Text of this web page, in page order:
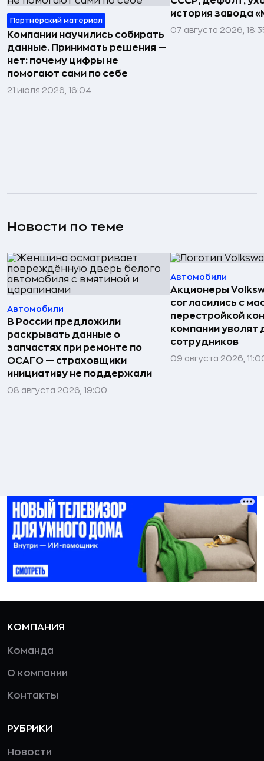
Партнёрский материал
Компании научились собирать
данные. Принимать решения —
нет: почему цифры не
помогают сами по себе
21 июля 2026, 16:04
история завода
07 августа 2026,
Новости по теме
Автомобили
В России предложили
раскрывать данные о
запчастях при ремонте по
ОСАГО — страховщики
инициативу не поддержали
08 августа 2026, 19:00
Автомобили
Акционеры
согласились с
перестройкой
компании уволят
сотрудников
09 августа 2026,
КОМПАНИЯ
Команда
О компании
Контакты
РУБРИКИ
Новости